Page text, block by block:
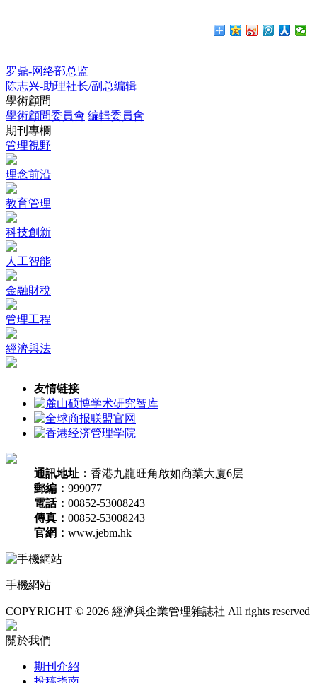
罗鼎-网络部总监
陈志兴-助理社长/副总编辑
學術顧問
學術顧問委員會 編輯委員會
期刊專欄
管理視野
理念前沿
教育管理
科技創新
人工智能
金融財稅
管理工程
經濟與法
友情链接
通訊地址： 香港九龍旺角啟如商業大廈6层
郵編： 999077
電話： 00852-53008243
傳真： 00852-53008243
官網： www.jebm.hk
手機網站
COPYRIGHT © 2026 經濟與企業管理雜誌社 All rights reserved
關於我們
期刊介紹